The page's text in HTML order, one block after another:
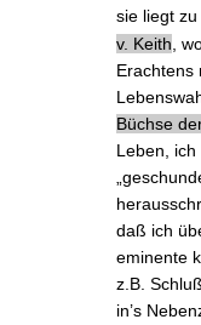
sie liegt
v. Keith ,
Erachtens
Büchse
Leben,
daß ich
eminente
z.B.
in’s